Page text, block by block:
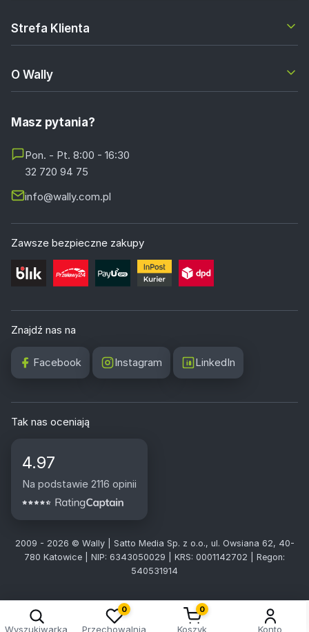
Strefa Klienta
O Wally
Masz pytania?
Pon. - Pt. 8:00 - 16:30
32 720 94 75
info@wally.com.pl
Zawsze bezpieczne zakupy
Znajdź nas na
Facebook Instagram LinkedIn
Tak nas oceniają
4.97
Na podstawie 2116 opinii
2009 - 2026 © Wally | Satto Media Sp. z o.o., ul. Owsiana 62, 40-
780 Katowice | NIP: 6343050029 | KRS: 0001142702 | Regon:
540531914
Wyszukiwarka
0
Przechowalnia
0
Koszyk Konto